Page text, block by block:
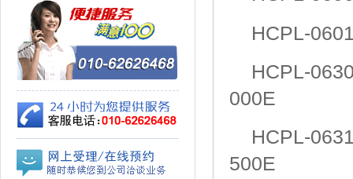
HCPL-
HCPL-
000E
HCPL-
500E